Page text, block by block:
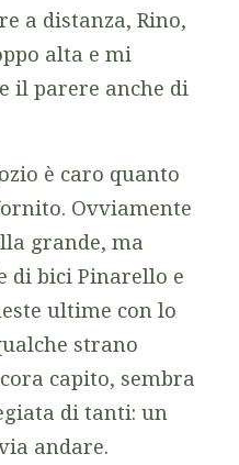
a distanza, Rino,
alta e mi
il parere anche di
è caro quanto
Ovviamente
grande, ma
di bici Pinarello e
ultime con lo
strano
capito, sembra
di tanti: un
andare.